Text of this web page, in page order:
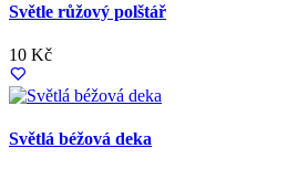
Světle růžový polštář
10 Kč
Světlá béžová deka